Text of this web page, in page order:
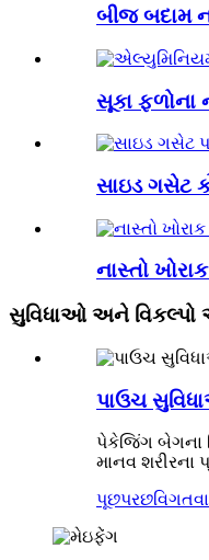
બીજ બદામ
સૂકા ફળોના
સાઇડ ગસેટ
નાસ્તો
સુવિધાઓ અને
પાઉચ
પેકેજિંગ બેગના
માનવ શરીરના
પૂછપરછ